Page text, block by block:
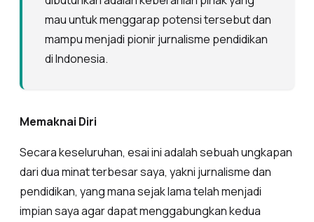
mau untuk menggarap potensi tersebut dan
mampu menjadi pionir jurnalisme pendidikan
di Indonesia.
Memaknai Diri
Secara keseluruhan, esai ini adalah sebuah ungkapan
dari dua minat terbesar saya, yakni jurnalisme dan
pendidikan, yang mana sejak lama telah menjadi
impian saya agar dapat menggabungkan kedua